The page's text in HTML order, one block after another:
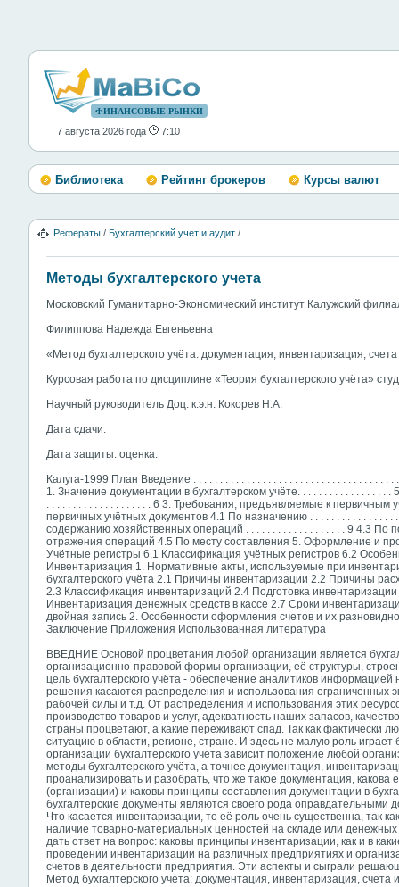
ФИНАНСОВЫЕ РЫНКИ
7 августа 2026 года 7:10
Библиотека Рейтинг брокеров Курсы валют
Рефераты / Бухгалтерский учет и аудит /
Методы бухгалтерского учета
Московский Гуманитарно-Экономический институт Калужский
Филиппова Надежда Евгеньевна
«Метод бухгалтерского учёта: документация, инвентаризация,
Курсовая работа по дисциплине «Теория бухгалтерского учёта»
Научный руководитель Доц. к.э.н. Кокорев Н.А.
Дата сдачи:
Дата защиты: оценка:
Калуга-1999 План Введение . . . . . . . . . . . . . . . . . . . . . . . . . . . . . . . . . . . . .
1. Значение документации в бухгалтерском учёте. . . . . . . . . . . . . . . . . .
. . . . . . . . . . . . . . . . . . . . 6 3. Требования, предъявляемые к
первичных учётных документов 4.1 По назначению . . . . . . . . . . . . . . . . .
содержанию хозяйственных операций . . . . . . . . . . . . . . . . . . . 9 4.3 По
отражения операций 4.5 По месту составления 5. Оформление и
Учётные регистры 6.1 Классификация учётных регистров 6.2
Инвентаризация 1. Нормативные акты, используемые при
бухгалтерского учёта 2.1 Причины инвентаризации 2.2 Причины
2.3 Классификация инвентаризаций 2.4 Подготовка
Инвентаризация денежных средств в кассе 2.7 Сроки
двойная запись 2. Особенности оформления счетов и их
Заключение Приложения Использованная литература
ВВЕДНИЕ Основой процветания любой организации является
организационно-правовой формы организации, её структуры,
цель бухгалтерского учёта - обеспечение аналитиков
решения касаются распределения и использования ограниченных
рабочей силы и т.д. От распределения и использования этих
производство товаров и услуг, адекватность наших запасов,
страны процветают, а какие переживают спад. Так как фактически
ситуацию в области, регионе, стране. И здесь не малую роль играет
организации бухгалтерского учёта зависит положение любой
методы бухгалтерского учёта, а точнее документация,
проанализировать и разобрать, что же такое документация,
(организации) и каковы принципы составления документации в
бухгалтерские документы являются своего рода
Что касается инвентаризации, то её роль очень существенна, так
наличие товарно-материальных ценностей на складе или
дать ответ на вопрос: каковы принципы инвентаризации, как и в
проведении инвентаризации на различных предприятиях и
счетов в деятельности предприятия. Эти аспекты и сыграли
Метод бухгалтерского учёта: документация, инвентаризация, счета